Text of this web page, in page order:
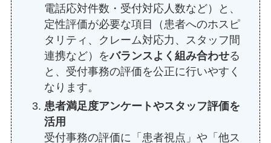
電話応対件数・受付対応人数など）と、
定性評価が必要な項目（患者へのホスピ
タリティ、クレーム対応力、スタッフ間
連携など）をバランスよく組み合わせる
と、受付事務の評価を公正に行いやすく
なります。
患者満足度アンケートやスタッフ評価を
活用
受付事務の評価に「患者視点」や「他ス